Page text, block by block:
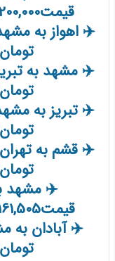
قیمت200,000 تومان???? خرید آنلاین ()
قیمت161,505 تومان???? خرید آنلاین ()